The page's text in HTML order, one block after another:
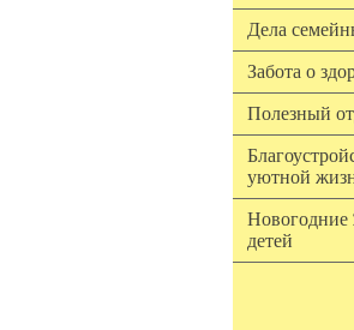
Дела
Забота о
Полезный
уютной
Новогодние
детей